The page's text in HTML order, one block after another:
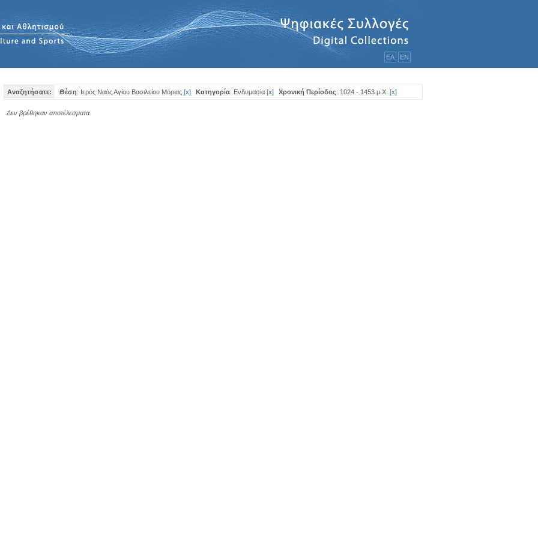
ΕΛ ΕΝ
Αναζητήσατε: Θέση: Ιερός Ναός Αγίου Βασιλείου Μόριας [x] Κατηγορία: Ενδυμασία [x] Χρονική Περίοδος: 1024 - 1453 μ.Χ. [x]
Δεν βρέθηκαν αποτέλεσματα.